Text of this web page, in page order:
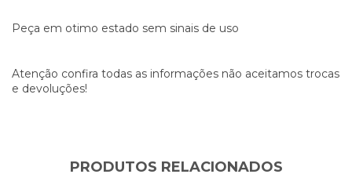
Peça em otimo estado sem sinais de uso
Atenção confira todas as informações não aceitamos trocas
e devoluções!
PRODUTOS RELACIONADOS